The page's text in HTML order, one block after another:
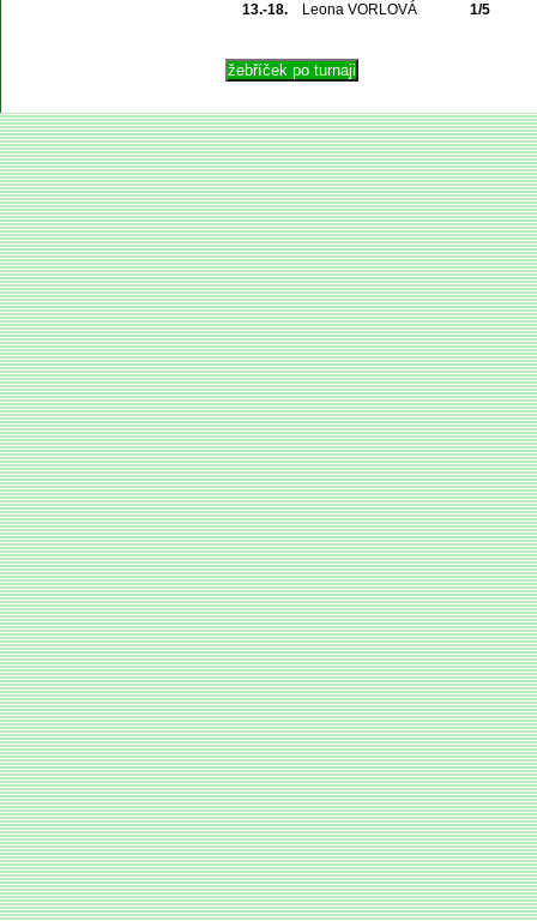
13.-18.
Leona VORLOVÁ 1/5